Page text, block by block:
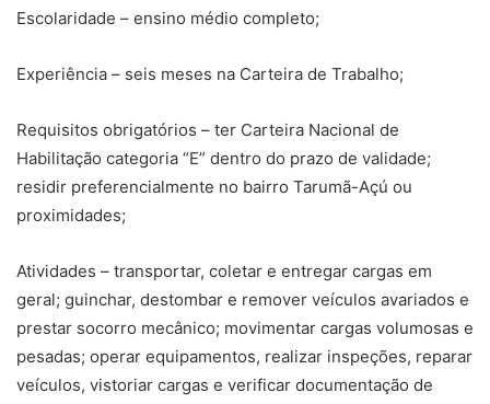
Escolaridade – ensino médio completo;
Experiência – seis meses na Carteira de Trabalho;
Requisitos obrigatórios – ter Carteira Nacional de
Habilitação categoria “E” dentro do prazo de validade;
residir preferencialmente no bairro Tarumã-Açú ou
proximidades;
Atividades – transportar, coletar e entregar cargas em
geral; guinchar, destombar e remover veículos avariados e
prestar socorro mecânico; movimentar cargas volumosas e
pesadas; operar equipamentos, realizar inspeções, reparar
veículos, vistoriar cargas e verificar documentação de